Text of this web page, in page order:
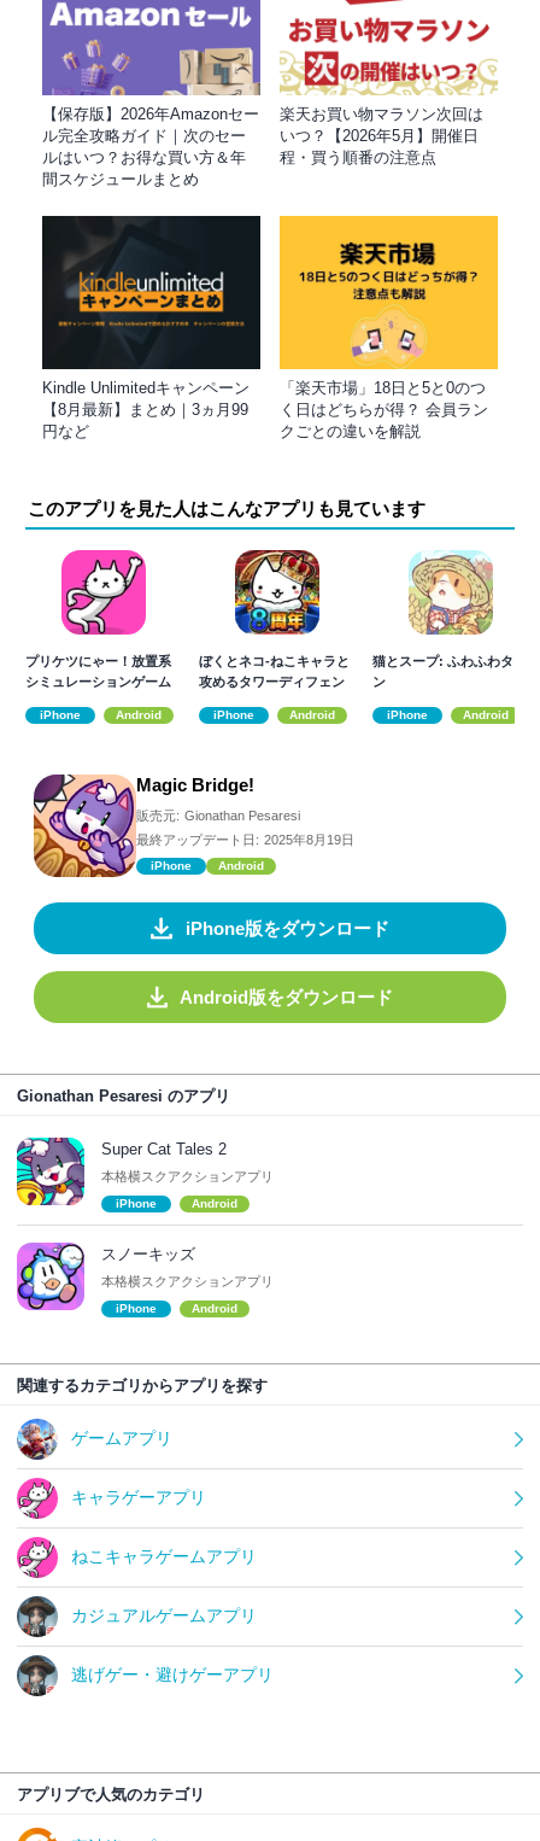
【保存版】2026年Amazonセー
ル完全攻略ガイド｜次のセー
ルはいつ？お得な買い方＆年
間スケジュールまとめ
楽天お買い物マラソン次回は
いつ？【2026年5月】開催日
程・買う順番の注意点
Kindle Unlimitedキャンペーン
【8月最新】まとめ｜3ヵ月99
円など
「楽天市場」18日と5と0のつ
く日はどちらが得？ 会員ラン
クごとの違いを解説
このアプリを見た人はこんなアプリも見ています
プリケツにゃー！放置系
シミュレーションゲーム
iPhone Android
ぼくとネコ-ねこキャラと
攻めるタワーディフェン
iPhone Android
猫とスープ: ふわふわタウ
ン
iPhone Android
Magic Bridge!
販売元: Gionathan Pesaresi
最終アップデート日: 2025年8月19日
iPhone Android
iPhone版をダウンロード
Android版をダウンロード
Gionathan Pesaresi のアプリ
Super Cat Tales 2
本格横スクアクションアプリ
iPhone Android
スノーキッズ
本格横スクアクションアプリ
iPhone Android
関連するカテゴリからアプリを探す
ゲームアプリ
キャラゲーアプリ
ねこキャラゲームアプリ
カジュアルゲームアプリ
逃げゲー・避けゲーアプリ
アプリブで人気のカテゴリ